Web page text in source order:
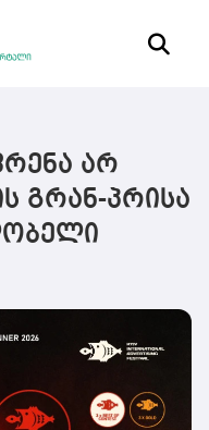
არ
გრან-პრისა